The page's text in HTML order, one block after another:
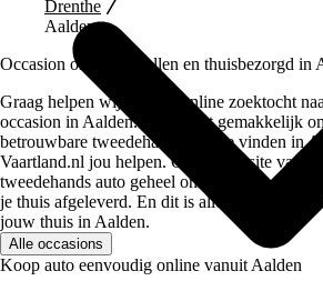
Drenthe
Aalden
Occasion online bestellen en thuisbezorgd in
Graag helpen wij je bij je online zoektocht
occasion in Aalden. Het is niet gemakkelijk
betrouwbare tweedehands auto te vinden in
Vaartland.nl jou helpen. Op de website van
tweedehands auto geheel online kopen en
je thuis afgeleverd. En dit is allemaal
jouw thuis in Aalden.
Alle occasions
Koop auto eenvoudig online vanuit Aalden